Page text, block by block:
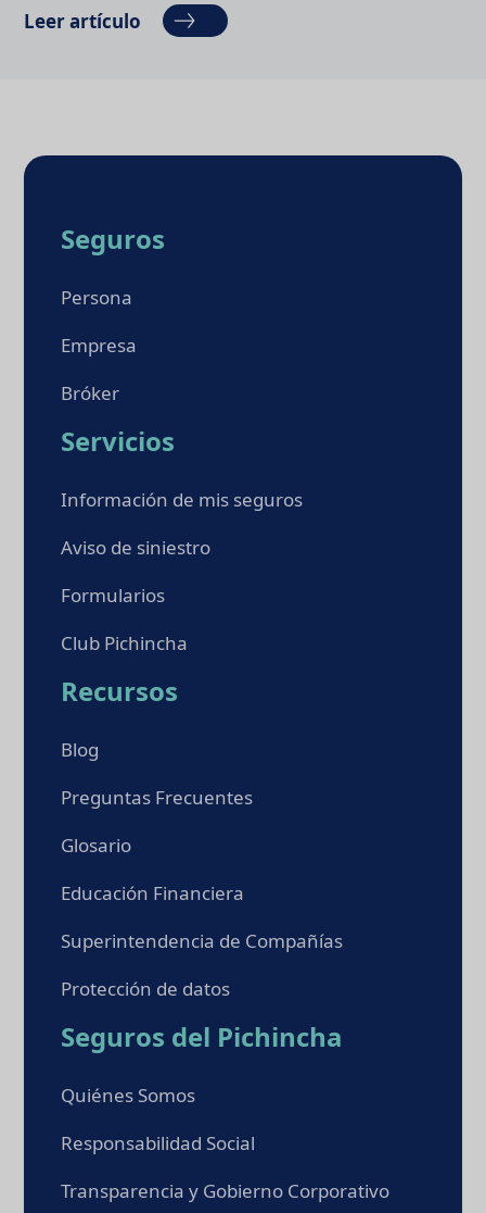
Leer artículo
Seguros
Persona
Empresa
Bróker
Servicios
Información de mis seguros
Aviso de siniestro
Formularios
Club Pichincha
Recursos
Blog
Preguntas Frecuentes
Glosario
Educación Financiera
Superintendencia de Compañías
Protección de datos
Seguros del Pichincha
Quiénes Somos
Responsabilidad Social
Transparencia y Gobierno Corporativo